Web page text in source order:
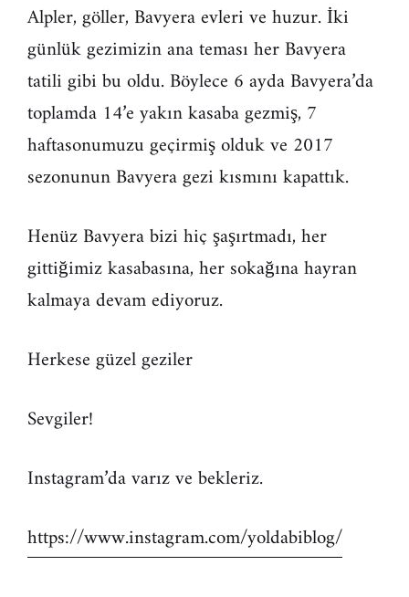
Alpler, göller, Bavyera evleri ve huzur. İki
günlük gezimizin ana teması her Bavyera
tatili gibi bu oldu. Böylece 6 ayda Bavyera’da
toplamda 14’e yakın kasaba gezmiş, 7
haftasonumuzu geçirmiş olduk ve 2017
sezonunun Bavyera gezi kısmını kapattık.
Henüz Bavyera bizi hiç şaşırtmadı, her
gittiğimiz kasabasına, her sokağına hayran
kalmaya devam ediyoruz.
Herkese güzel geziler
Sevgiler!
Instagram’da varız ve bekleriz.
https://www.instagram.com/yoldabiblog/